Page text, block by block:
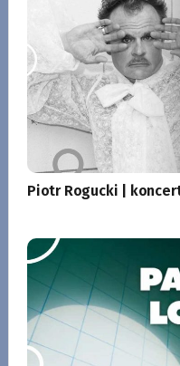
Piotr Rogucki |